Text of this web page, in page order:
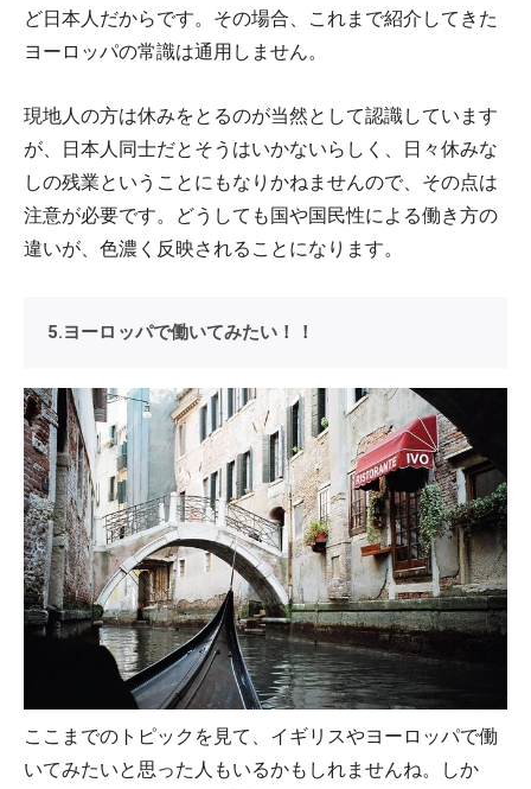
ど日本人だからです。その場合、これまで紹介してきた
ヨーロッパの常識は通用しません。
現地人の方は休みをとるのが当然として認識しています
が、日本人同士だとそうはいかないらしく、日々休みな
しの残業ということにもなりかねませんので、その点は
注意が必要です。どうしても国や国民性による働き方の
違いが、色濃く反映されることになります。
5.ヨーロッパで働いてみたい！！
ここまでのトピックを見て、イギリスやヨーロッパで働
いてみたいと思った人もいるかもしれませんね。しか